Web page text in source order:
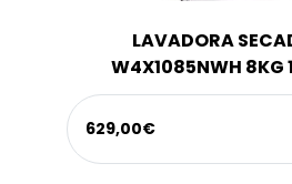
LAVADORA
W4X1085NWH 8KG
629,00€